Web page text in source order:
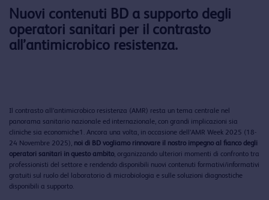
Nuovi contenuti BD a supporto degli
operatori sanitari per il contrasto
all’antimicrobico resistenza.
Il contrasto all’antimicrobico resistenza (AMR) resta un tema centrale nel
panorama sanitario nazionale ed internazionale, con grandi implicazioni sia
cliniche sia economiche1. Ancora una volta, in occasione dell’AMR Week 2025 (18-
24 Novembre 2025), noi di BD vogliamo rinnovare il nostro impegno al fianco degli
operatori sanitari in questo ambito, organizzando ulteriori momenti di confronto tra
professionisti del settore e rendendo disponibili nuovi contenuti formativi/informativi
gratuiti sul ruolo del laboratorio di microbiologia e sulle soluzioni diagnostiche
disponibili a supporto.